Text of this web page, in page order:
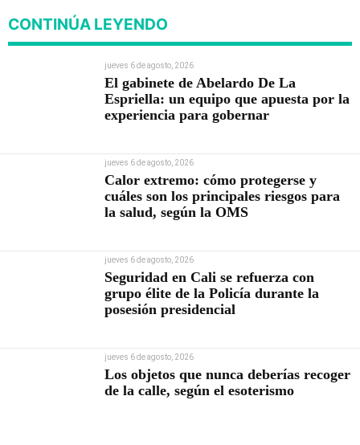
CONTINÚA LEYENDO
jueves 6 de agosto, 2026
El gabinete de Abelardo De La
Espriella: un equipo que apuesta por la
experiencia para gobernar
jueves 6 de agosto, 2026
Calor extremo: cómo protegerse y
cuáles son los principales riesgos para
la salud, según la OMS
jueves 6 de agosto, 2026
Seguridad en Cali se refuerza con
grupo élite de la Policía durante la
posesión presidencial
jueves 6 de agosto, 2026
Los objetos que nunca deberías recoger
de la calle, según el esoterismo